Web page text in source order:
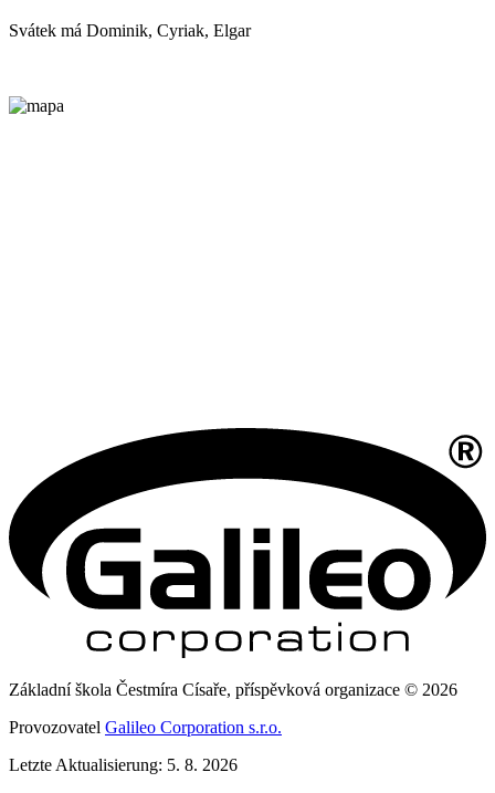
Svátek má Dominik, Cyriak, Elgar
Základní škola Čestmíra Císaře, příspěvková organizace © 2026
Provozovatel Galileo Corporation s.r.o.
Letzte Aktualisierung: 5. 8. 2026